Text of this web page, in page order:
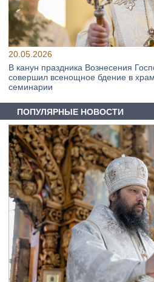
20.05.2026
В канун праздника Вознесения
совершил всенощное бдение в
семинарии
ПОПУЛЯРНЫЕ НОВОСТИ